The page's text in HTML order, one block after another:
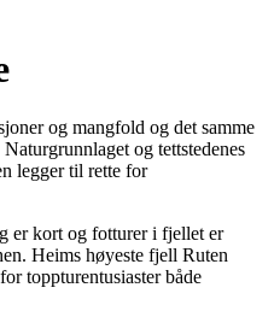
og mangfold og det samme
og tettstedenes
legger til rette for
er kort og fotturer i fjellet er
Heims høyeste fjell Ruten
toppturentusiaster både